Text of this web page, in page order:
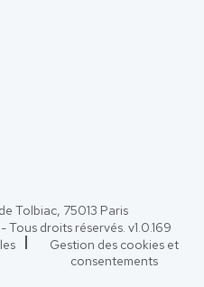
Tolbiac, 75013 Paris
droits réservés. v1.0.169
Gestion des cookies et
consentements